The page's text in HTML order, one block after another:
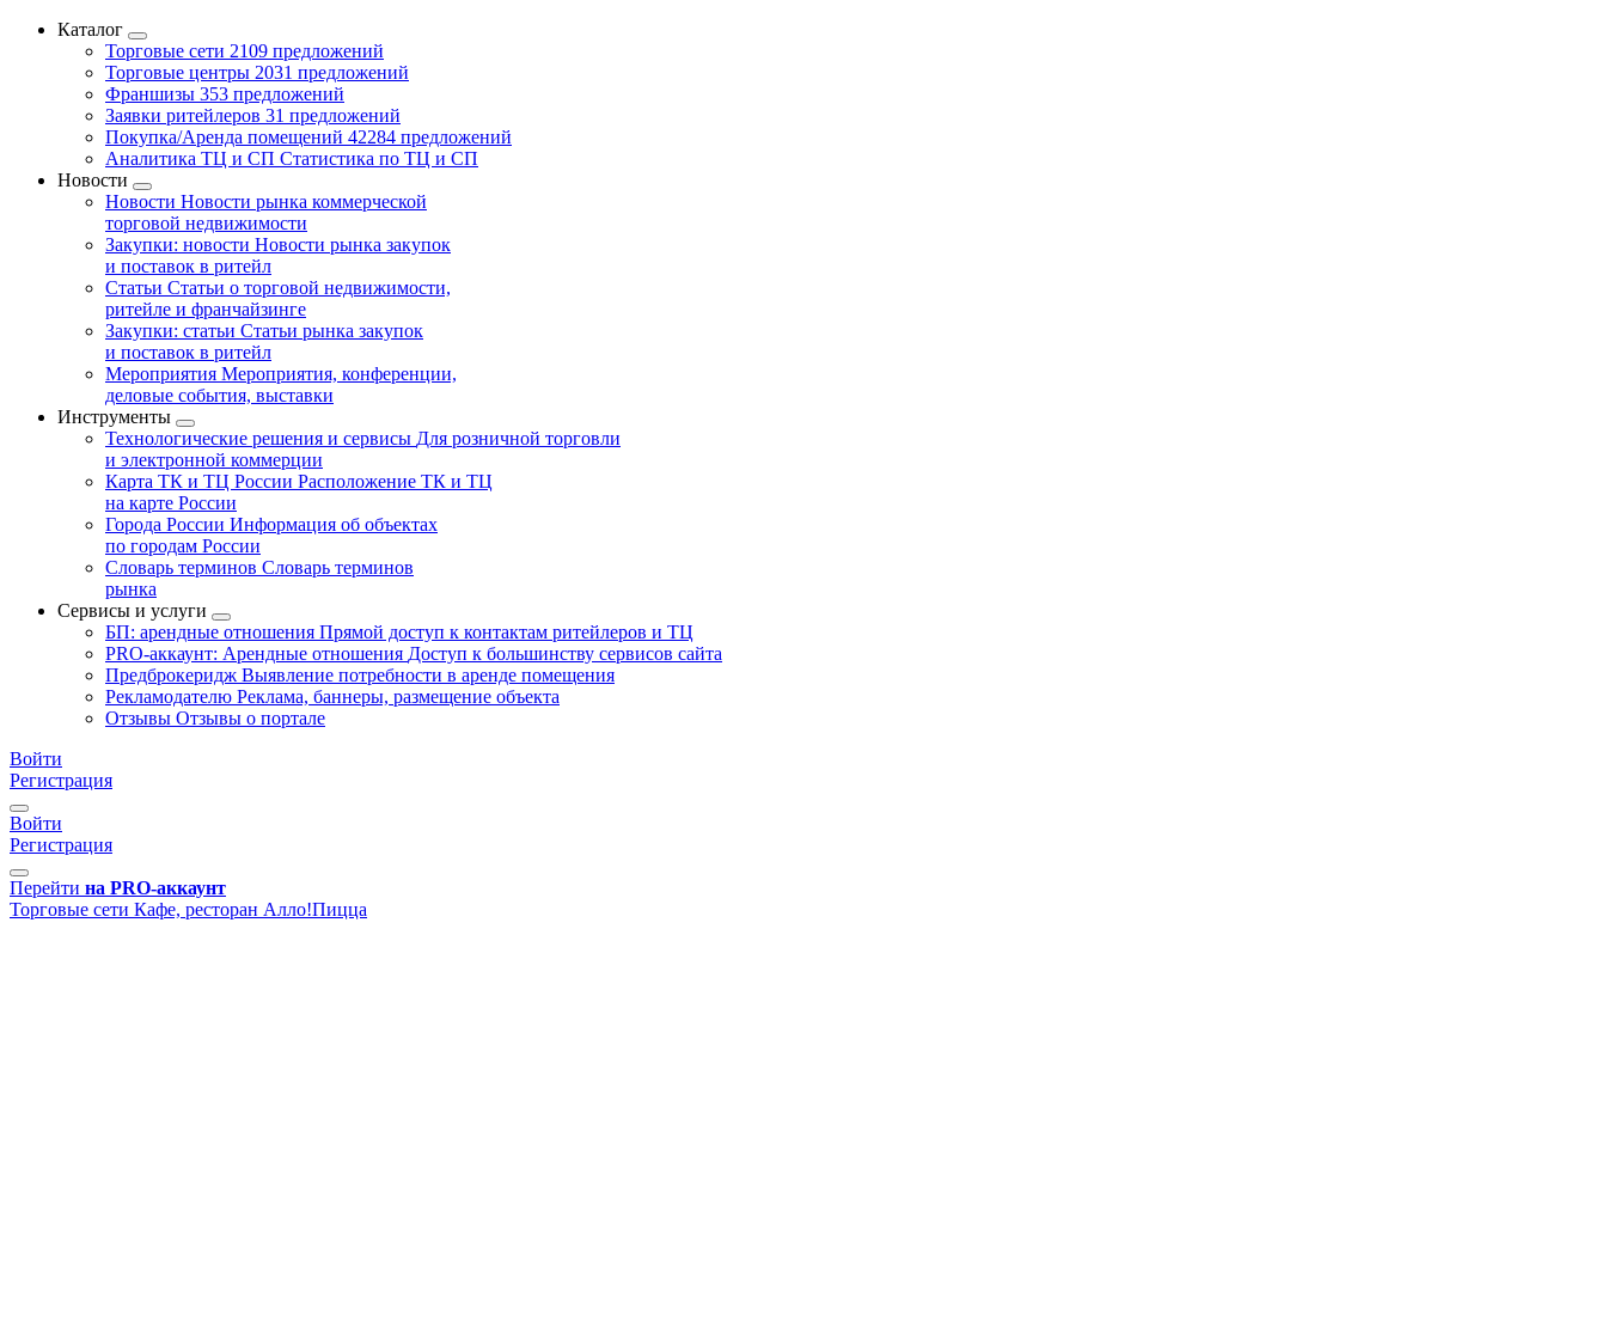
Каталог
Торговые сети 2109 предложений
Торговые центры 2031 предложений
Франшизы 353 предложений
Заявки ритейлеров 31 предложений
Покупка/Аренда помещений 42284 предложений
Аналитика ТЦ и СП Статистика по ТЦ и СП
Новости
Новости Новости рынка коммерческой
торговой недвижимости
Закупки: новости Новости рынка закупок
и поставок в ритейл
Статьи Статьи о торговой недвижимости,
ритейле и франчайзинге
Закупки: статьи Статьи рынка закупок
и поставок в ритейл
Мероприятия Мероприятия, конференции,
деловые события, выставки
Инструменты
Технологические решения и сервисы Для розничной торговли
и электронной коммерции
Карта ТК и ТЦ России Расположение ТК и ТЦ
на карте России
Города России Информация об объектах
по городам России
Словарь терминов Словарь терминов
рынка
Сервисы и услуги
БП: арендные отношения Прямой доступ к контактам ритейлеров и ТЦ
PRO-аккаунт: Арендные отношения Доступ к большинству сервисов сайта
Предброкеридж Выявление потребности в аренде помещения
Рекламодателю Реклама, баннеры, размещение объекта
Отзывы Отзывы о портале
Войти
Регистрация
Войти
Регистрация
Перейти на PRO-аккаунт
Торговые сети Кафе, ресторан Алло!Пицца